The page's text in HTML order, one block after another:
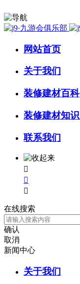
网站首页
关于我们
装修建材百科
装修建材知识
联系我们



在线搜索
确认
取消
新闻中心
关于我们